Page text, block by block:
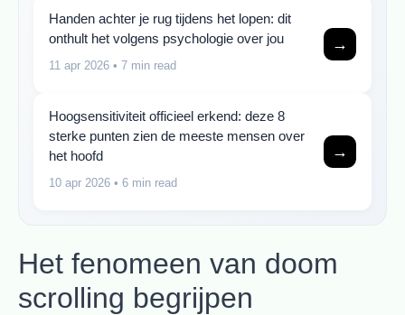
Handen achter je rug tijdens het lopen: dit
onthult het volgens psychologie over jou
11 apr 2026 • 7 min read
→
Hoogsensitiviteit officieel erkend: deze 8
sterke punten zien de meeste mensen over
het hoofd
10 apr 2026 • 6 min read
→
Het fenomeen van doom
scrolling begrijpen